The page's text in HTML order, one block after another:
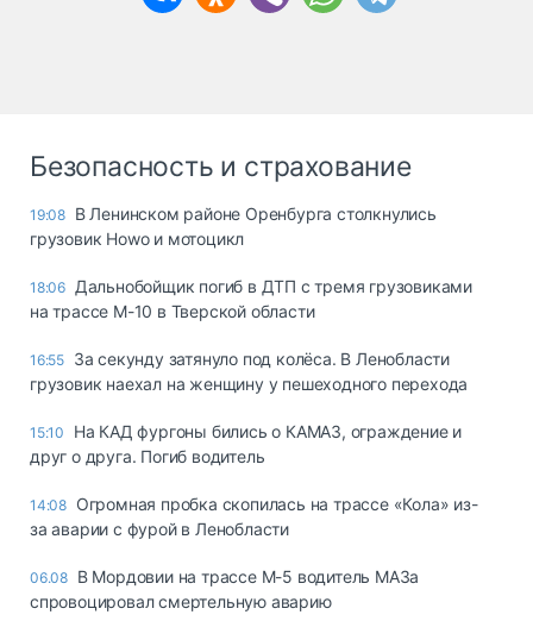
Безопасность и страхование
19:08 В Ленинском районе Оренбурга столкнулись
грузовик Howo и мотоцикл
18:06 Дальнобойщик погиб в ДТП с тремя грузовиками
на трассе М-10 в Тверской области
16:55 За секунду затянуло под колёса. В Ленобласти
грузовик наехал на женщину у пешеходного перехода
15:10
На КАД фургоны бились о КАМАЗ, ограждение и
друг о друга. Погиб водитель
14:08 Огромная пробка скопилась на трассе «Кола» из-
за аварии с фурой в Ленобласти
06.08 В Мордовии на трассе М-5 водитель МАЗа
спровоцировал смертельную аварию